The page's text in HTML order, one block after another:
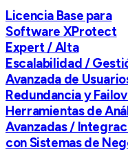
Licencia Base para
Software XProtect
Expert / Alta
Escalabilidad /
Avanzada de
Redundancia y
Herramientas de
Avanzadas /
con Sistemas de